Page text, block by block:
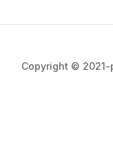
Copyright ©